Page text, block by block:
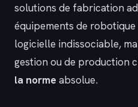
solutions de fabrication
équipements de
logicielle indissociable,
gestion ou de production
la norme absolue.